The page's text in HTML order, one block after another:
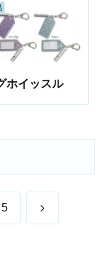
ホイッスル
5 次